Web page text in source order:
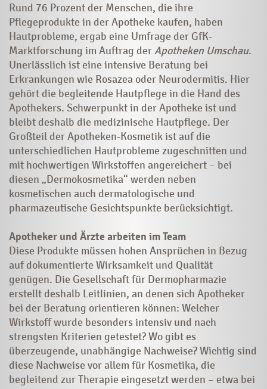
Rund 76 Prozent der Menschen, die ihre
Pflegeprodukte in der Apotheke kaufen, haben
Hautprobleme, ergab eine Umfrage der GfK-
Marktforschung im Auftrag derApotheken Umschau.
Unerlässlich ist eine intensive Beratung bei
Erkrankungen wie Rosazea oder Neurodermitis. Hier
gehört die begleitende Hautpflege in die Hand des
Apothekers. Schwerpunkt in der Apotheke ist und
bleibt deshalb die medizinische Hautpflege. Der
Großteil der Apotheken-Kosmetik ist auf die
unterschiedlichen Hautpro­bleme zugeschnitten und
mit hochwertigen Wirkstoffen angereichert – bei
diesen „Dermokosmetika“ werden neben
kosmetischen auch dermatologische und
pharmazeutische Gesichtspunkte berücksichtigt.
Apotheker und Ärzte arbeiten im Team
Diese Produkte müssen hohen Ansprüchen in Bezug
auf dokumentierte Wirksamkeit und Qualität
genügen. Die Gesellschaft für Dermopharmazie
erstellt deshalb Leitlinien, an denen sich Apotheker
bei der Beratung orientieren können: Welcher
Wirkstoff wurde besonders intensiv und nach
strengsten Kriterien getestet? Wo gibt es
überzeugende, unabhängige Nachweise? Wichtig sind
diese Nachweise vor allem für Kosmetika, die
begleitend zur Therapie eingesetzt werden – etwa bei